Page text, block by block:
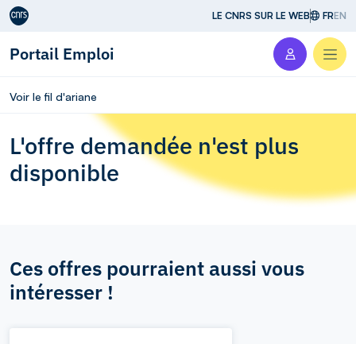
Aller au contenu LE CNRS SUR LE WEB FREN
Portail Emploi
Voir le fil d'ariane
L'offre demandée n'est plus
disponible
Ces offres pourraient aussi vous
intéresser !